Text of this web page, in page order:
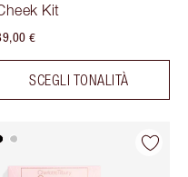
Kit
€
SCEGLI TONALITÀ